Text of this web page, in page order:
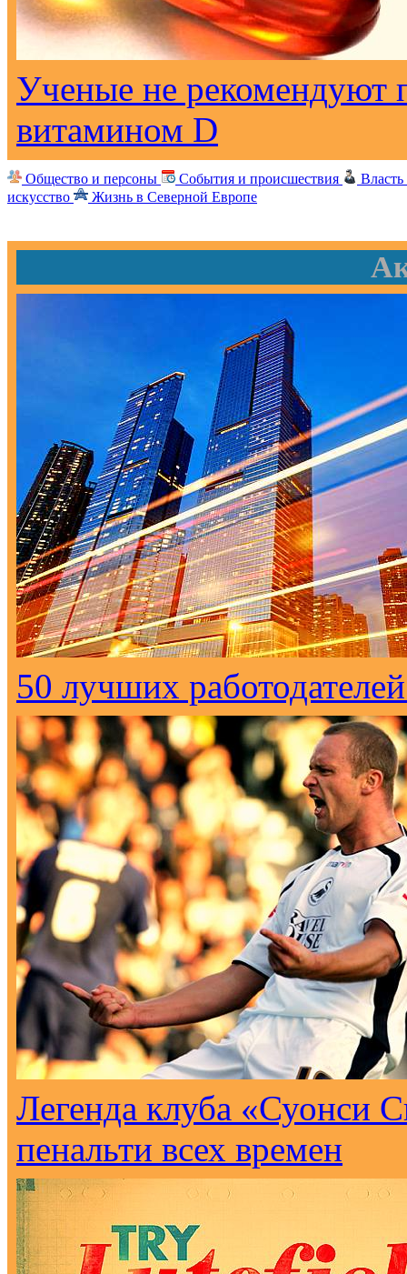
Ученые не рекомендуют
витамином D
Общество и персоны События и происшествия
искусство
Жизнь в Северной Европе
50 лучших
Легенда клуба «Суонси
пенальти всех времен